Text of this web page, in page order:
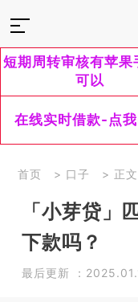
短期周转审核有苹果
可以
在线实时借款-点
首页 > 口子 > 正文
「小芽贷」
下款吗？
最后更新 ：